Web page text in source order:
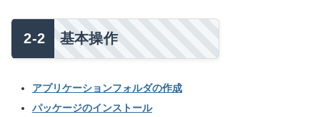
基本操作
アプリケーションフォルダの作成
パッケージのインストール